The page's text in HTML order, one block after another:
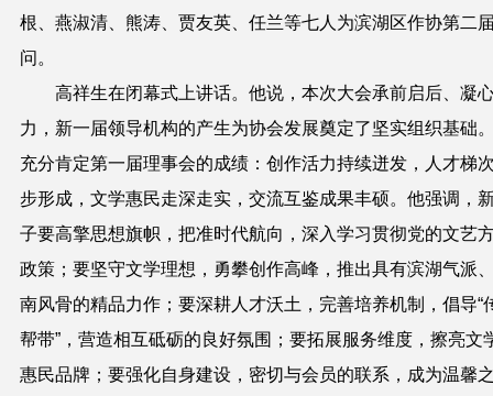
根、 燕淑清 、熊涛、贾友英、任兰等七人 为滨湖区作协第二
问。
高祥生在闭幕式上讲话。他说，本次大会承前启后、凝
力，新一届领导机构的产生为协会发展奠定了坚实组织基础
充分肯定第一届理事会的成绩：创作活力持续迸发，人才梯
步形成，文学惠民走深走实，交流互鉴成果丰硕。他强调，
子要高擎思想旗帜，把准时代航向，深入学习贯彻党的文艺
政策；要坚守文学理想，勇攀创作高峰，推出具有滨湖气派
南风骨的精品力作；要深耕人才沃土，完善培养机制，倡导“
帮带”，营造相互砥砺的良好氛围；要拓展服务维度，擦亮文
惠民品牌；要强化自身建设，密切与会员的联系，成为温馨